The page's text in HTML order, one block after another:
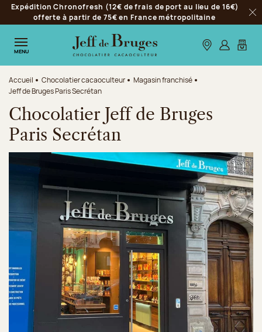
Aller à la navigation
Aller au contenu principal
Aller au pied de page
Expédition Chronofresh (12€ de frais de port au lieu de 16€)
offerte à partir de 75€ en France métropolitaine
MENU Nos boutiques
S’identifier
Mon
Accueil Chocolatier cacaoculteur
Magasin franchisé
Jeff de Bruges Paris Secrétan
Chocolatier Jeff de Bruges
Paris Secrétan